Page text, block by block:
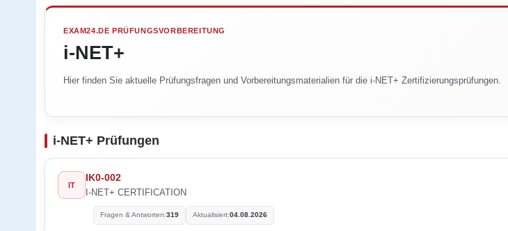
EXAM24.DE PRÜFUNGSVORBEREITUNG
i-NET+
Hier finden Sie aktuelle Prüfungsfragen und Vorbereitungsmaterialien für die i-NET+ Zertifizierungsprüfungen.
i-NET+ Prüfungen
IT
IK0-002
I-NET+ CERTIFICATION
Fragen & Antworten:319 Aktualisiert:04.08.2026